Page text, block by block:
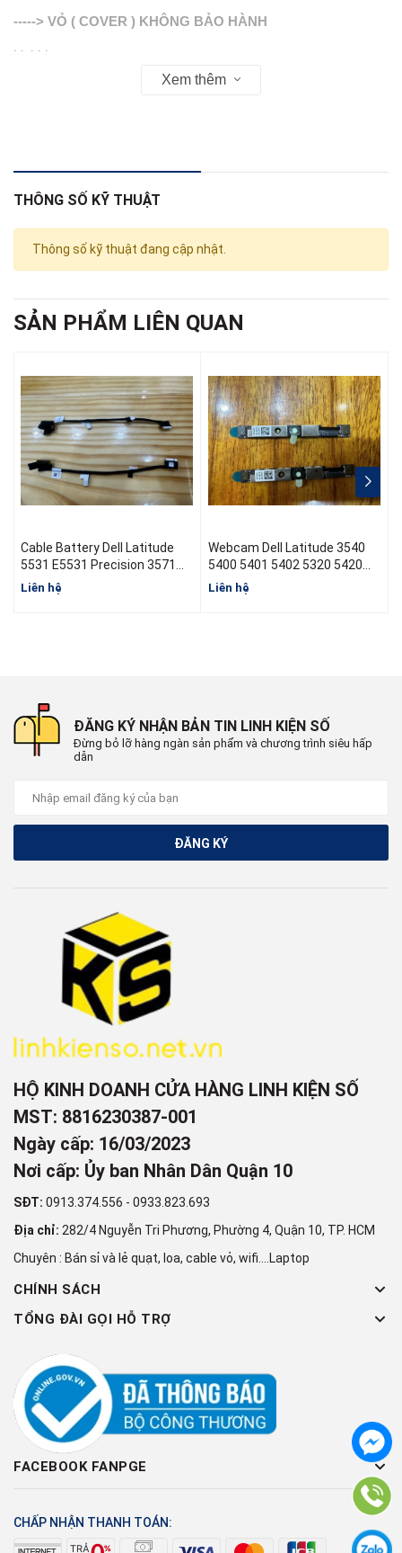
-----> VỎ ( COVER ) KHÔNG BẢO HÀNH
Linhkienso.net.vn
Zalo: 0913.374.556 TÙNG BẮP
Xem thêm
THÔNG SỐ KỸ THUẬT
Thông số kỹ thuật đang cập nhật.
SẢN PHẨM LIÊN QUAN
Cable Battery Dell Latitude
5531 E5531 Precision 3571
M3571 00CPVV
450.0PY02.0001 BM15 4 cell
Liên hệ
Webcam Dell Latitude 3540
5400 5401 5402 5320 5420
5500 5502 5520 07JXD1
Liên hệ
ĐĂNG KÝ NHẬN BẢN TIN LINH KIỆN SỐ
Đừng bỏ lỡ hàng ngàn sản phẩm và chương trình siêu hấp
dẫn
ĐĂNG KÝ
HỘ KINH DOANH CỬA HÀNG LINH KIỆN SỐ
MST: 8816230387-001
Ngày cấp: 16/03/2023
Nơi cấp: Ủy ban Nhân Dân Quận 10
SĐT: 0913.374.556 - 0933.823.693
Địa chỉ: 282/4 Nguyễn Tri Phương, Phường 4, Quận 10, TP. HCM
Chuyên : Bán sỉ và lẻ quạt, loa, cable vỏ, wifi....Laptop
CHÍNH SÁCH
TỔNG ĐÀI GỌI HỖ TRỢ
FACEBOOK FANPGE
CHẤP NHẬN THANH TOÁN: